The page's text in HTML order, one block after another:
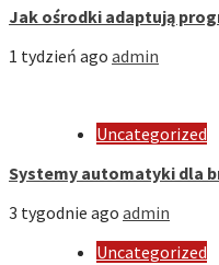
Jak ośrodki adaptują
1 tydzień ago admin
Uncategorized
Systemy automatyki dla
3 tygodnie ago admin
Uncategorized